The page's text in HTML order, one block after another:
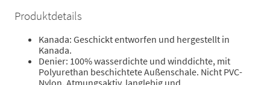
Produktdetails
Kanada: Geschickt entworfen und hergestellt in
Kanada.
Denier: 100% wasserdichte und winddichte, mit
Polyurethan beschichtete Außenschale. Nicht PVC-
Nylon. Atmungsaktiv, langlebig und